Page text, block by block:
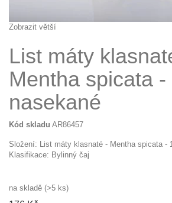
Zobrazit větší
List máty
Mentha spicata -
nasekané
Kód skladu AR86457
Složení: List máty klasnaté - Mentha spicata -
Klasifikace: Bylinný čaj
na skladě (>5 ks)